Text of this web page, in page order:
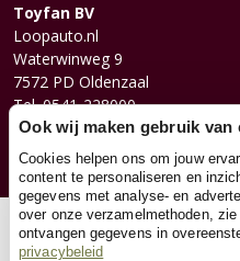
Toyfan BV
Loopauto.nl
Waterwinweg 9
7572 PD Oldenzaal
Tel. 0541-228000
Facebook
Instagram
© 2026
Ook wij maken gebruik van
Cookies helpen ons om jouw
content te personaliseren en
gegevens met analyse- en
over onze verzamelmethoden, zie
ontvangen gegevens in
privacybeleid